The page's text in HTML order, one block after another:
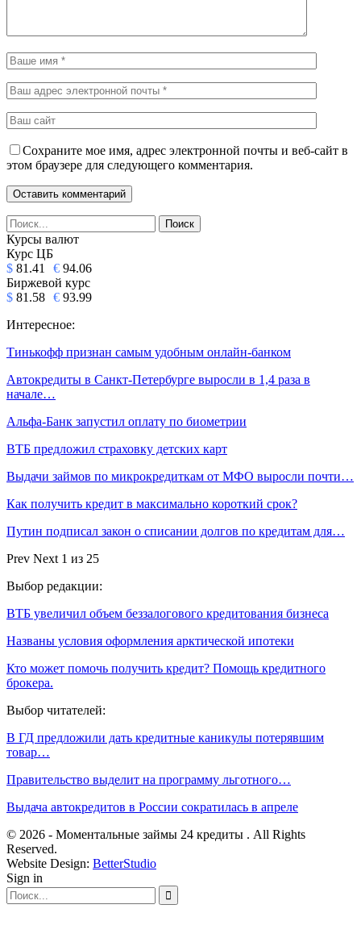
Сохраните мое имя, адрес электронной почты и веб-сайт в
этом браузере для следующего комментария.
Курсы валют
Курс ЦБ
$ 81.41 € 94.06
Биржевой курс
$ 81.58 € 93.99
Интересное:
Тинькофф признан самым удобным онлайн-банком
Автокредиты в Санкт-Петербурге выросли в 1,4 раза в
начале…
Альфа-Банк запустил оплату по биометрии
ВТБ предложил страховку детских карт
Выдачи займов по микрокредиткам от МФО выросли почти…
Как получить кредит в максимально короткий срок?
Путин подписал закон о списании долгов по кредитам для…
Prev Next 1 из 25
Выбор редакции:
ВТБ увеличил объем беззалогового кредитования бизнеса
Названы условия оформления арктической ипотеки
Кто может помочь получить кредит? Помощь кредитного
брокера.
Выбор читателей:
В ГД предложили дать кредитные каникулы потерявшим
товар…
Правительство выделит на программу льготного…
Выдача автокредитов в России сократилась в апреле
© 2026 - Моментальные займы 24 кредиты . All Rights
Reserved.
Website Design: BetterStudio
Sign in